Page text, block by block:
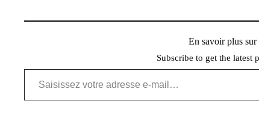
En savoir plus
Subscribe to get the latest
Saisissez votre adresse e-mail…